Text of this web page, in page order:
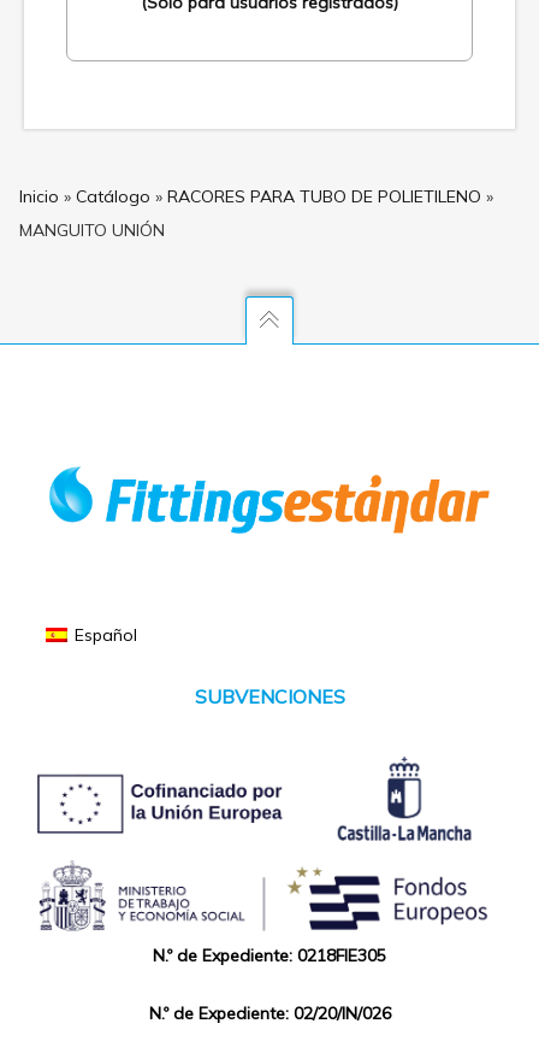
Inicio » Catálogo » RACORES PARA TUBO DE POLIETILENO »
MANGUITO UNIÓN
Español
SUBVENCIONES
N.º de Expediente: 0218FIE305
N.º de Expediente: 02/20/IN/026